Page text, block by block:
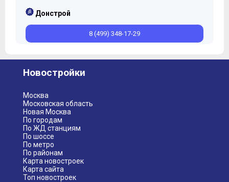
21
22
24
Донстрой
8 (499) 348-17-29
Новостройки
Москва
Московская область
Новая Москва
По городам
По ЖД станциям
По шоссе
По метро
По районам
Карта новостроек
Карта сайта
Топ новостроек